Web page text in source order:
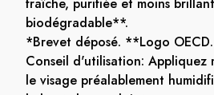
biodégradable**.
*Brevet déposé. **Logo OECD.
Conseil d'utilisation: Appliquez
le visage préalablement